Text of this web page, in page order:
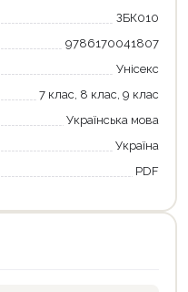
ЗБК010
9786170041807
Унісекс
7 клас, 8 клас, 9 клас
Українська мова
Україна
PDF